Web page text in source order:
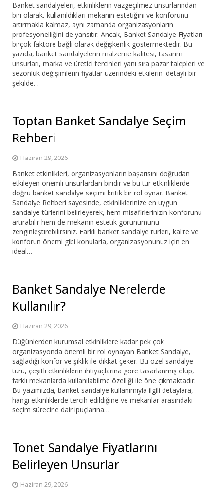
Banket sandalyeleri, etkinliklerin vazgeçilmez unsurlarından
biri olarak, kullanıldıkları mekanın estetiğini ve konforunu
artırmakla kalmaz, aynı zamanda organizasyonların
profesyonelliğini de yansıtır. Ancak, Banket Sandalye Fiyatları
birçok faktöre bağlı olarak değişkenlik göstermektedir. Bu
yazıda, banket sandalyelerin malzeme kalitesi, tasarım
unsurları, marka ve üretici tercihleri yanı sıra pazar talepleri ve
sezonluk değişimlerin fiyatlar üzerindeki etkilerini detaylı bir
şekilde…
Toptan Banket Sandalye Seçim
Rehberi
Haziran 29, 2026
Banket etkinlikleri, organizasyonların başarısını doğrudan
etkileyen önemli unsurlardan biridir ve bu tür etkinliklerde
doğru banket sandalye seçimi kritik bir rol oynar. Banket
Sandalye Rehberi sayesinde, etkinliklerinize en uygun
sandalye türlerini belirleyerek, hem misafirlerinizin konforunu
artırabilir hem de mekanın estetik görünümünü
zenginleştirebilirsiniz. Farklı banket sandalye türleri, kalite ve
konforun önemi gibi konularla, organizasyonunuz için en
ideal…
Banket Sandalye Nerelerde
Kullanılır?
Haziran 29, 2026
Düğünlerden kurumsal etkinliklere kadar pek çok
organizasyonda önemli bir rol oynayan Banket Sandalye,
sağladığı konfor ve şıklık ile dikkat çeker. Bu özel sandalye
türü, çeşitli etkinliklerin ihtiyaçlarına göre tasarlanmış olup,
farklı mekanlarda kullanılabilme özelliği ile öne çıkmaktadır.
Bu yazımızda, banket sandalye kullanımıyla ilgili detaylara,
hangi etkinliklerde tercih edildiğine ve mekanlar arasındaki
seçim sürecine dair ipuçlarına…
Tonet Sandalye Fiyatlarını
Belirleyen Unsurlar
Haziran 29, 2026